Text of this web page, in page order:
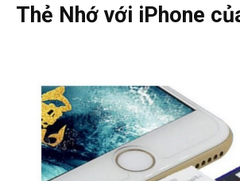
Thẻ Nhớ với iPhone